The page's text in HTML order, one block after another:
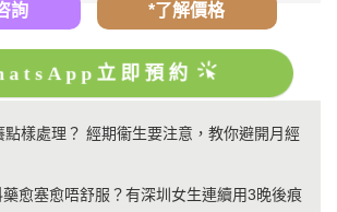
詢 *了解價格
立即預約
點樣處理？ 經期衞生要注意，教你避開月經
愈塞愈唔舒服？有深圳女生連續用3晚後痕